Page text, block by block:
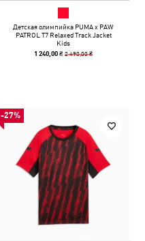
Детская олимпийка PUMA x PAW
PATROL T7 Relaxed Track Jacket
Kids
1 240,00 ₴2 490,00 ₴
-27%